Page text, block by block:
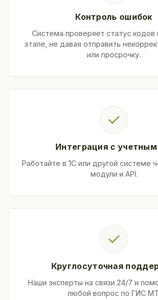
Контроль ошибок
Система проверяет статус
этапе, не давая отправить
или просрочку.
✓
Интеграция с
Работайте в 1С или другой системе
модули и API.
✓
Круглосуточная
Наши эксперты на связи 24/7 и
любой вопрос по ГИС